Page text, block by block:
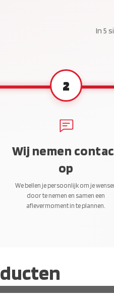
In 5
2
Wij nemen
op
We bellen je persoonlijk om je
door te nemen en samen een
aflevermoment in te plannen.